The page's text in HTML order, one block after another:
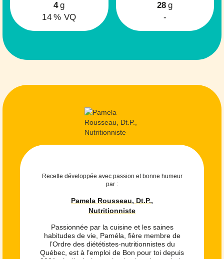
4 g
14 % VQ
28 g
-
Recette développée avec passion et bonne humeur
par :
Pamela Rousseau, Dt.P.,
Nutritionniste
Passionnée par la cuisine et les saines
habitudes de vie, Paméla, fière membre de
l’Ordre des diététistes-nutritionnistes du
Québec, est à l’emploi de Bon pour toi depuis